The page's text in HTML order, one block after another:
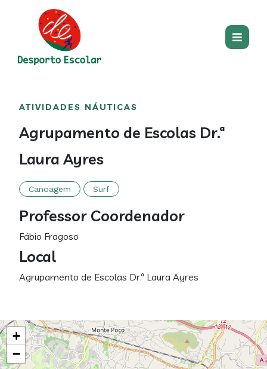
content
section
ATIVIDADES NÁUTICAS
Agrupamento de Escolas Dr.ª
Laura Ayres
Canoagem Surf
Professor Coordenador
Fábio Fragoso
Local
Agrupamento de Escolas Dr.ª Laura Ayres
+
−